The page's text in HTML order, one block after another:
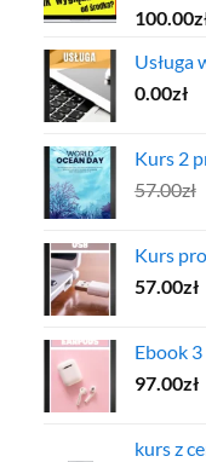
100.00
Usługa
0.00zł
Kurs 2
57.00zł
Kurs
57.00zł
Ebook
97.00zł
kurs z